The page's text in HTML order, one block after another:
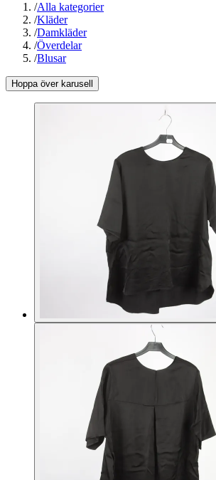
/Alla kategorier
/Kläder
/Damkläder
/Överdelar
/Blusar
Hoppa över karusell